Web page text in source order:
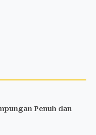
Penuh dan